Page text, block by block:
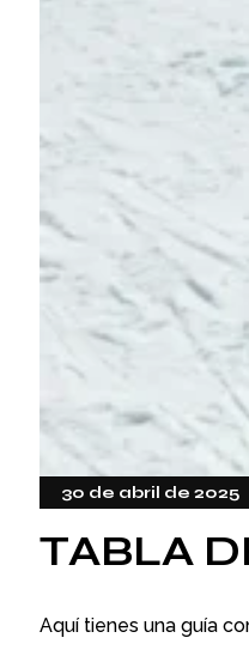
30 de abril de 2025
TABLA
Aquí tienes una guía